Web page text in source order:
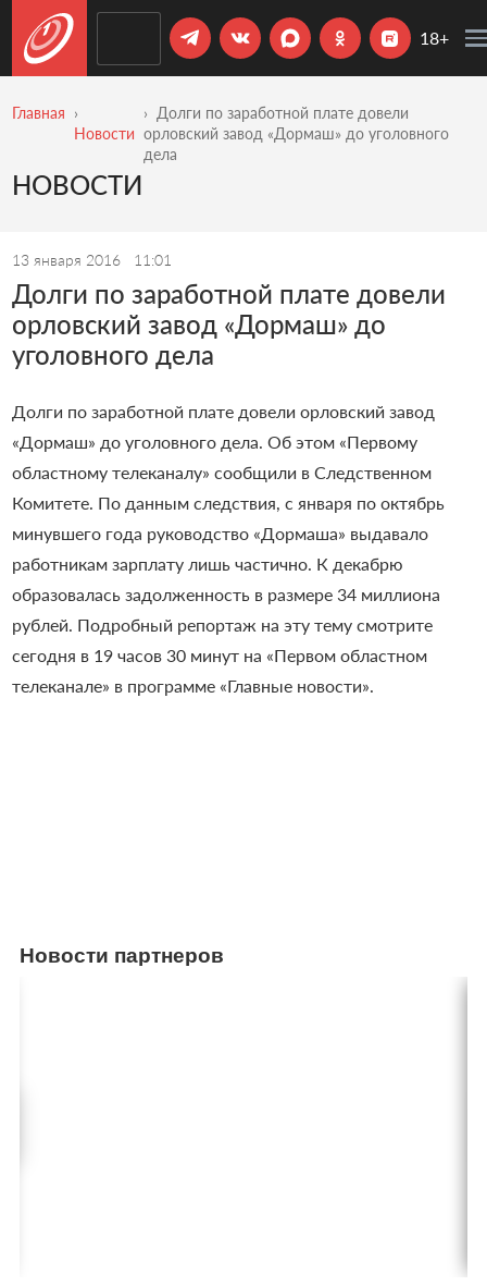
18+
Главная
Новости
Долги по заработной плате довели
орловский завод «Дормаш» до уголовного
дела
НОВОСТИ
13 января 2016 11:01
Долги по заработной плате довели
орловский завод «Дормаш» до
уголовного дела
Долги по заработной плате довели орловский завод
«Дормаш» до уголовного дела. Об этом «Первому
областному телеканалу» сообщили в Следственном
Комитете. По данным следствия, с января по октябрь
минувшего года руководство «Дормаша» выдавало
работникам зарплату лишь частично. К декабрю
образовалась задолженность в размере 34 миллиона
рублей. Подробный репортаж на эту тему смотрите
сегодня в 19 часов 30 минут на «Первом областном
телеканале» в программе «Главные новости».
Новости партнеров